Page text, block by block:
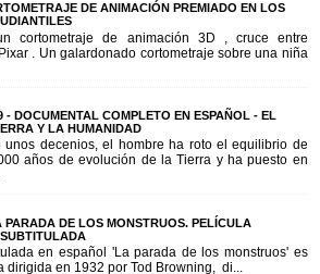
DE ANIMACIÓN PREMIADO EN LOS
cortometraje de animación 3D , cruce entre
. Un galardonado cortometraje sobre una niña
- DOCUMENTAL COMPLETO EN ESPAÑOL - EL
Y LA HUMANIDAD
unos decenios, el hombre ha roto el equilibrio de
años de evolución de la Tierra y ha puesto en
PARADA DE LOS MONSTRUOS. PELÍCULA
en español 'La parada de los monstruos' es
dirigida en 1932 por Tod Browning, di...